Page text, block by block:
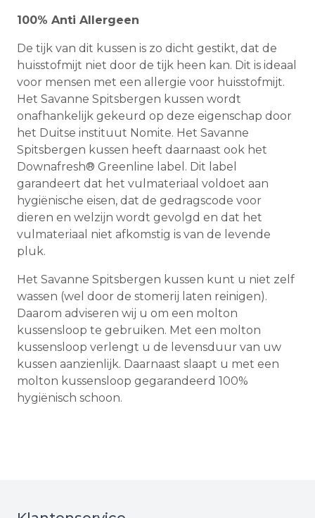
100% Anti Allergeen
De tijk van dit kussen is zo dicht gestikt, dat de
huisstofmijt niet door de tijk heen kan. Dit is ideaal
voor mensen met een allergie voor huisstofmijt.
Het Savanne Spitsbergen kussen wordt
onafhankelijk gekeurd op deze eigenschap door
het Duitse instituut Nomite. Het Savanne
Spitsbergen kussen heeft daarnaast ook het
Downafresh® Greenline label. Dit label
garandeert dat het vulmateriaal voldoet aan
hygiënische eisen, dat de gedragscode voor
dieren en welzijn wordt gevolgd en dat het
vulmateriaal niet afkomstig is van de levende
pluk.
Het Savanne Spitsbergen kussen kunt u niet zelf
wassen (wel door de stomerij laten reinigen).
Daarom adviseren wij u om een molton
kussensloop te gebruiken. Met een molton
kussensloop verlengt u de levensduur van uw
kussen aanzienlijk. Daarnaast slaapt u met een
molton kussensloop gegarandeerd 100%
hygiënisch schoon.